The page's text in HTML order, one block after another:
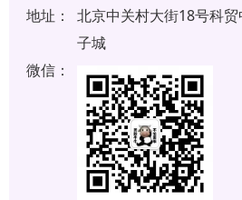
地址：
北京中关村大街18号科
子城
微信：